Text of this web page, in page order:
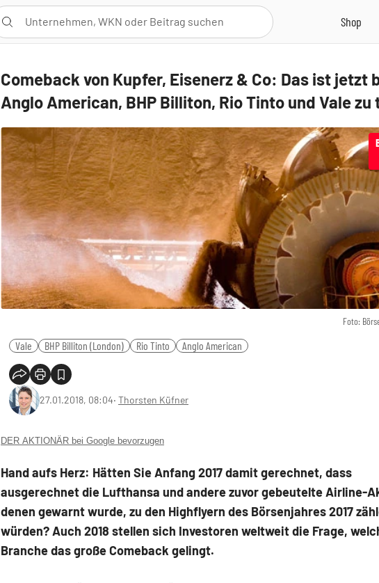
Comeback von Kupfer, Eisenerz & Co: Das ist jetzt
Anglo American, BHP Billiton, Rio Tinto und Vale zu
Foto:
Vale BHP Billiton (London) Rio Tinto Anglo American
27.01.2018, 08:04‧ Thorsten Küfner
DER AKTIONÄR bei Google bevorzugen
Hand aufs Herz: Hätten Sie Anfang 2017 damit gerechnet, dass
ausgerechnet die Lufthansa und andere zuvor gebeutelte Airline-
denen gewarnt wurde, zu den Highflyern des Börsenjahres 2017
würden? Auch 2018 stellen sich Investoren weltweit die Frage,
Branche das große Comeback gelingt.